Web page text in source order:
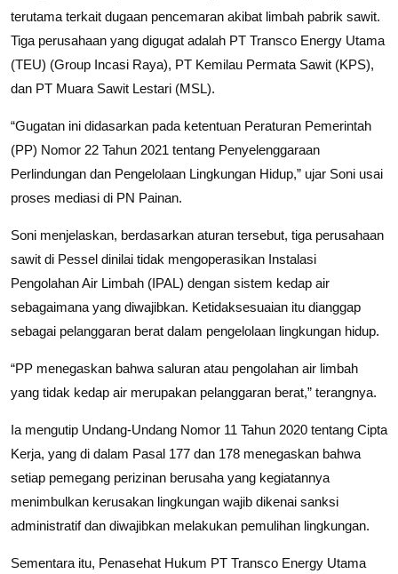
terutama terkait dugaan pencemaran akibat limbah pabrik sawit.
Tiga perusahaan yang digugat adalah PT Transco Energy Utama
(TEU) (Group Incasi Raya), PT Kemilau Permata Sawit (KPS),
dan PT Muara Sawit Lestari (MSL).
“Gugatan ini didasarkan pada ketentuan Peraturan Pemerintah
(PP) Nomor 22 Tahun 2021 tentang Penyelenggaraan
Perlindungan dan Pengelolaan Lingkungan Hidup,” ujar Soni usai
proses mediasi di PN Painan.
Soni menjelaskan, berdasarkan aturan tersebut, tiga perusahaan
sawit di Pessel dinilai tidak mengoperasikan Instalasi
Pengolahan Air Limbah (IPAL) dengan sistem kedap air
sebagaimana yang diwajibkan. Ketidaksesuaian itu dianggap
sebagai pelanggaran berat dalam pengelolaan lingkungan hidup.
“PP menegaskan bahwa saluran atau pengolahan air limbah
yang tidak kedap air merupakan pelanggaran berat,” terangnya.
Ia mengutip Undang-Undang Nomor 11 Tahun 2020 tentang Cipta
Kerja, yang di dalam Pasal 177 dan 178 menegaskan bahwa
setiap pemegang perizinan berusaha yang kegiatannya
menimbulkan kerusakan lingkungan wajib dikenai sanksi
administratif dan diwajibkan melakukan pemulihan lingkungan.
Sementara itu, Penasehat Hukum PT Transco Energy Utama